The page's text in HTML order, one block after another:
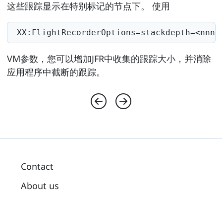
这些跟踪显示在特别标记的节点下。 使用
-
VM参数，您可以增加JFR中收集的跟踪大小，并消除
应用程序中截断的跟踪。
Contact
About us